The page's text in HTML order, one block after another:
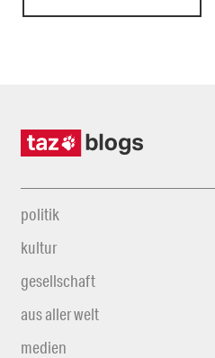
politik
kultur
gesellschaft
aus aller welt
medien